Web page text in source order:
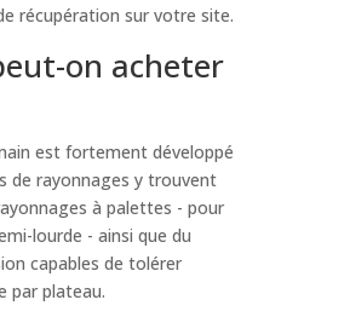
récupération sur votre site.
on acheter
est fortement développé
de rayonnages y trouvent
à palettes - pour
lourde - ainsi que du
capables de tolérer
par plateau.